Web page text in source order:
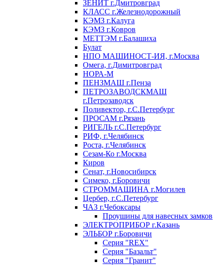
ЗЕНИТ г.Дмитровград
КЛАСС г.Железнодорожный
КЭМЗ г.Калуга
КЭМЗ г.Ковров
МЕТТЭМ г.Балашиха
Булат
НПО МАШИНОСТ-ИЯ, г.Москва
Омега, г.Димитровград
НОРА-М
ПЕНЗМАШ г.Пенза
ПЕТРОЗАВОДСКМАШ
г.Петрозаводск
Поливектор, г.С.Петербург
ПРОСАМ г.Рязань
РИГЕЛЬ г.С.Петербург
РИФ, г.Челябинск
Роста, г.Челябинск
Сезам-Ко г.Москва
Киров
Сенат, г.Новосибирск
Симеко, г.Боровичи
СТРОММАШИНА г.Могилев
Цербер, г.С.Петербург
ЧАЗ г.Чебоксары
Проушины для навесных замков
ЭЛЕКТРОПРИБОР г.Казань
ЭЛЬБОР г.Боровичи
Серия "REX"
Серия "Базальт"
Серия "Гранит"